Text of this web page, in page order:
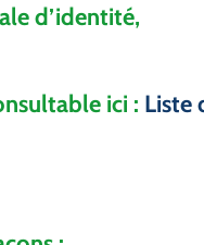
d’identité,
ici : Liste